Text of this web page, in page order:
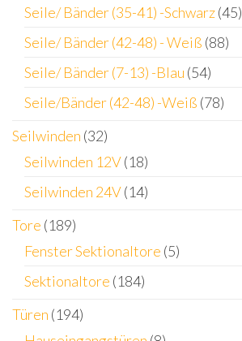
Seile/ Bänder (35-41) -Schwarz(45)
Seile/ Bänder (42-48) - Weiß (88)
Seile/ Bänder (7-13) -Blau (54)
Seile/Bänder (42-48) -Weiß (78)
Seilwinden (32)
Seilwinden 12V(18)
Seilwinden 24V(14)
Tore (189)
Fenster Sektionaltore (5)
Sektionaltore (184)
Türen (194)